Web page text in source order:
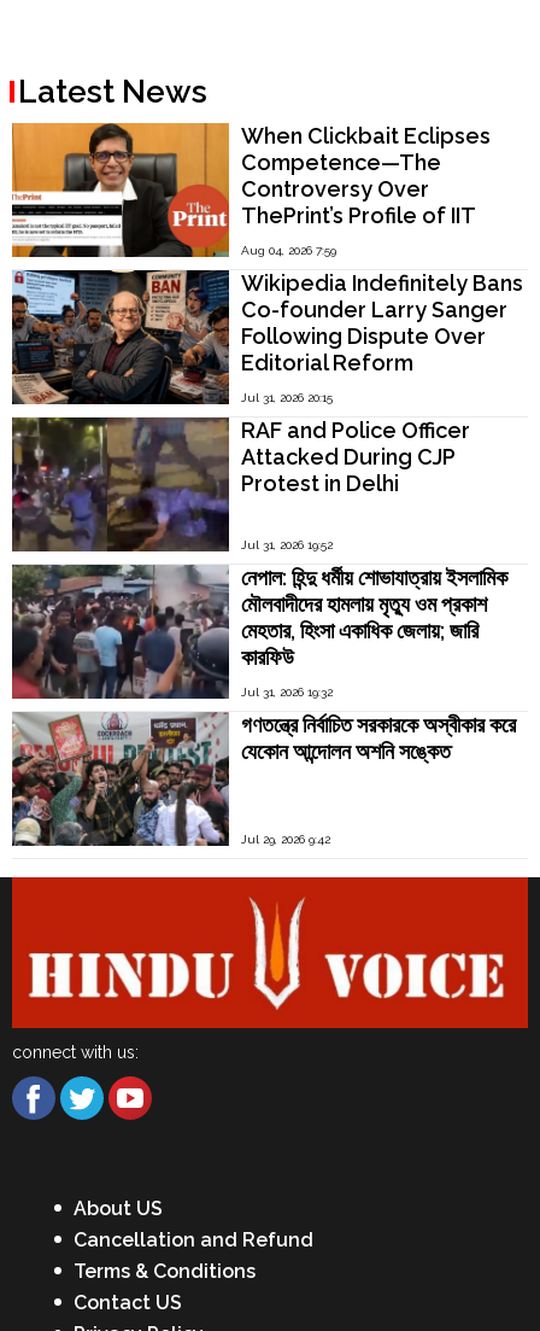
Latest News
When Clickbait Eclipses
Competence—The
Controversy Over
ThePrint’s Profile of IIT
Madras Director V.
Kamakoti
Aug 04, 2026 7:59
Wikipedia Indefinitely Bans
Co-founder Larry Sanger
Following Dispute Over
Editorial Reform
Jul 31, 2026 20:15
RAF and Police Officer
Attacked During CJP
Protest in Delhi
Jul 31, 2026 19:52
নেপাল: হিন্দু ধর্মীয় শোভাযাত্রায় ইসলামিক
মৌলবাদীদের হামলায় মৃত্যু ওম প্রকাশ
মেহতার, হিংসা একাধিক জেলায়; জারি
কারফিউ
Jul 31, 2026 19:32
গণতন্ত্রে নির্বাচিত সরকারকে অস্বীকার করে
যেকোন আন্দোলন অশনি সঙ্কেত
Jul 29, 2026 9:42
connect with us:
About US
Cancellation and Refund
Terms & Conditions
Contact US